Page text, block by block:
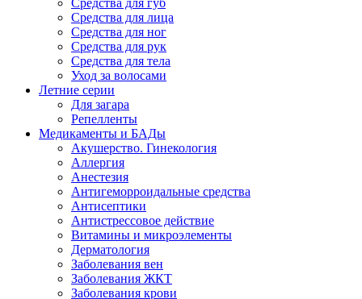
Средства для губ
Средства для лица
Средства для ног
Средства для рук
Средства для тела
Уход за волосами
Летние серии
Для загара
Репелленты
Медикаменты и БАДы
Акушерство. Гинекология
Аллергия
Анестезия
Антигеморроидальные средства
Антисептики
Антистрессовое действие
Витамины и микроэлементы
Дерматология
Заболевания вен
Заболевания ЖКТ
Заболевания крови